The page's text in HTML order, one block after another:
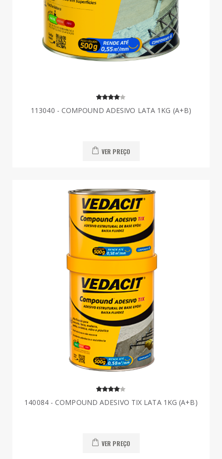
113040 - COMPOUND ADESIVO LATA 1KG (A+B)
VER PREÇO
140084 - COMPOUND ADESIVO TIX LATA 1KG (A+B)
VER PREÇO